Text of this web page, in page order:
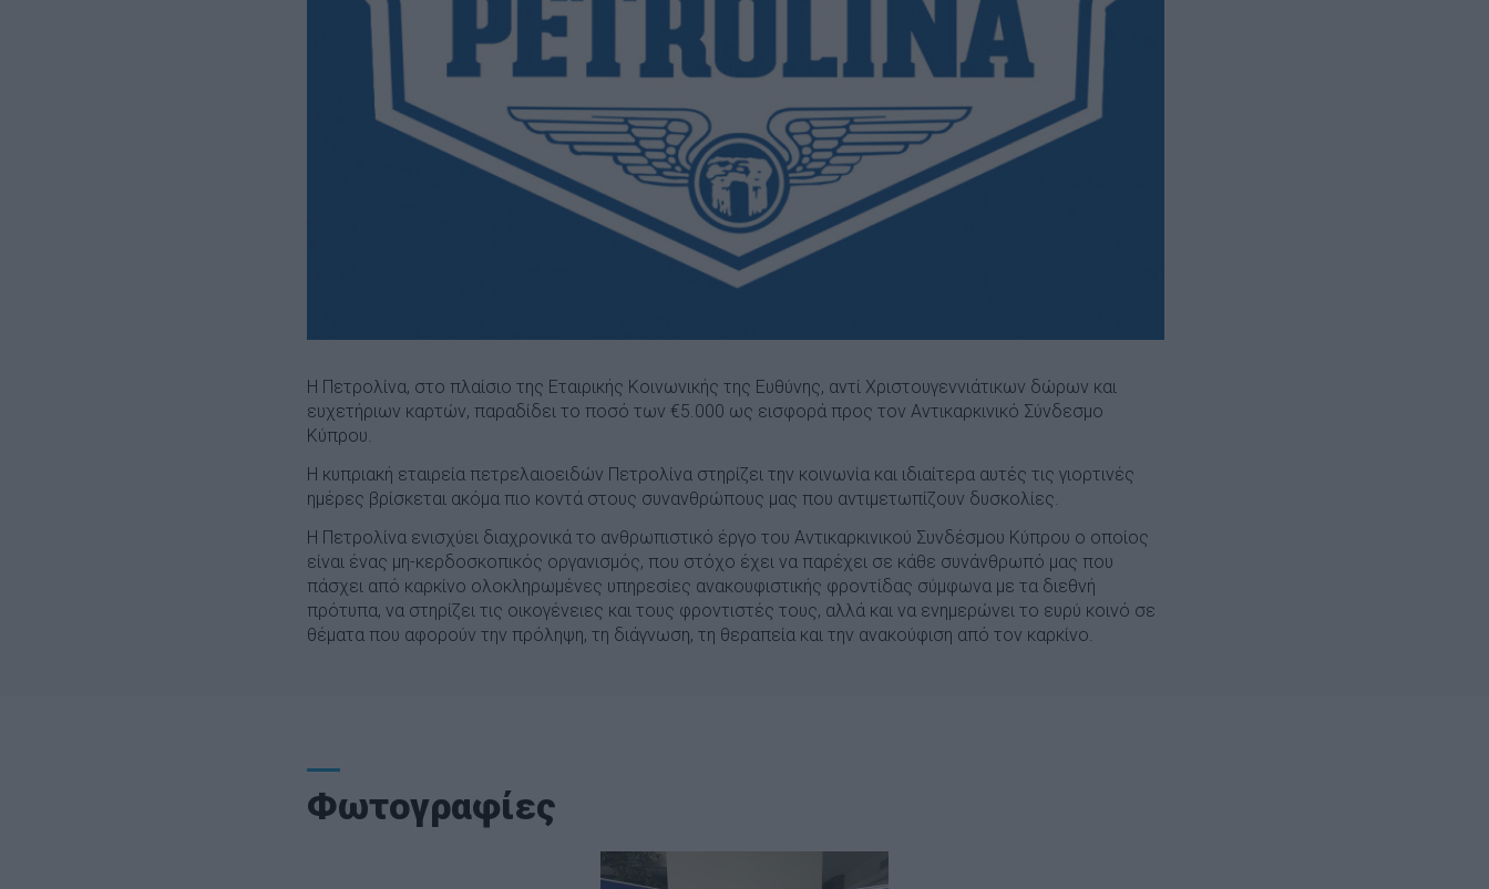
Η Πετρολίνα, στο πλαίσιο της Εταιρικής Κοινωνικής της Ευθύνης, αντί Χριστουγεννιάτικων δώρων και
ευχετήριων καρτών, παραδίδει το ποσό των €5.000 ως εισφορά προς τον Αντικαρκινικό Σύνδεσμο
Κύπρου.
Η κυπριακή εταιρεία πετρελαιοειδών Πετρολίνα στηρίζει την κοινωνία και ιδιαίτερα αυτές τις γιορτινές
ημέρες βρίσκεται ακόμα πιο κοντά στους συνανθρώπους μας που αντιμετωπίζουν δυσκολίες.
Η Πετρολίνα ενισχύει διαχρονικά το ανθρωπιστικό έργο του Αντικαρκινικού Συνδέσμου Κύπρου ο οποίος
είναι ένας μη-κερδοσκοπικός οργανισμός, που στόχο έχει να παρέχει σε κάθε συνάνθρωπό μας που
πάσχει από καρκίνο ολοκληρωμένες υπηρεσίες ανακουφιστικής φροντίδας σύμφωνα με τα διεθνή
πρότυπα, να στηρίζει τις οικογένειες και τους φροντιστές τους, αλλά και να ενημερώνει το ευρύ κοινό σε
θέματα που αφορούν την πρόληψη, τη διάγνωση, τη θεραπεία και την ανακούφιση από τον καρκίνο.
Φωτογραφίες